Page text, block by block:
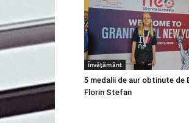
Învățământ
5 medalii de aur obtinute de
Florin Stefan